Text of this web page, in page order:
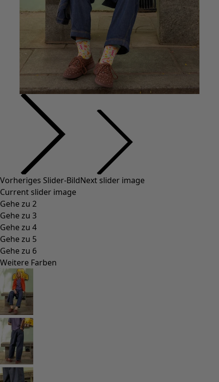
Vorheriges Slider-BildNext slider image
Current slider image
Gehe zu 2
Gehe zu 3
Gehe zu 4
Gehe zu 5
Gehe zu 6
Weitere Farben